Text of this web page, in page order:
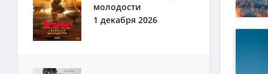
молодости
1 декабря 2026